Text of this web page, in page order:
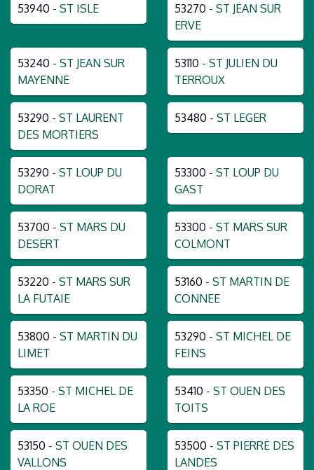
53940 - ST ISLE 53270 - ST JEAN SUR
ERVE
53240 - ST JEAN SUR
MAYENNE
53110 - ST JULIEN DU
TERROUX
53290 - ST LAURENT
DES MORTIERS
53480 - ST LEGER
53290 - ST LOUP DU
DORAT
53300 - ST LOUP DU
GAST
53700 - ST MARS DU
DESERT
53300 - ST MARS SUR
COLMONT
53220 - ST MARS SUR
LA FUTAIE
53160 - ST MARTIN DE
CONNEE
53800 - ST MARTIN DU
LIMET
53290 - ST MICHEL DE
FEINS
53350 - ST MICHEL DE
LA ROE
53410 - ST OUEN DES
TOITS
53150 - ST OUEN DES
VALLONS
53500 - ST PIERRE DES
LANDES